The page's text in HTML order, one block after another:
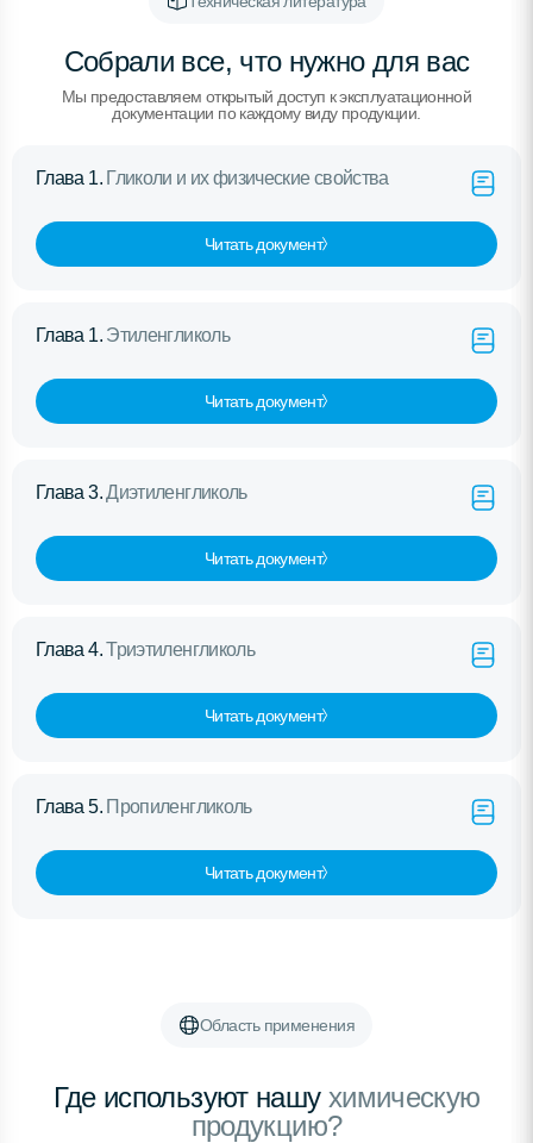
Собрали все, что нужно для вас
Мы предоставляем открытый доступ к эксплуатационной
документации по каждому виду продукции.
Глава 1. Гликоли и их физические свойства
Читать документ
Глава 1. Этиленгликоль
Читать документ
Глава 3.Диэтиленгликоль
Читать документ
Глава 4.Триэтиленгликоль
Читать документ
Глава 5. Пропиленгликоль
Читать документ
Область применения
Где используют нашухимическую
продукцию?